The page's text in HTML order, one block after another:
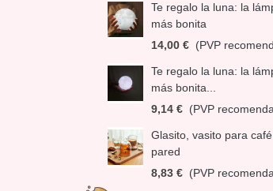
Te regalo la luna: la
más bonita
14,00 € (PVP
Te regalo la luna: la
más bonita...
9,14 € (PVP
Glasito, vasito para
pared
8,83 € (PVP